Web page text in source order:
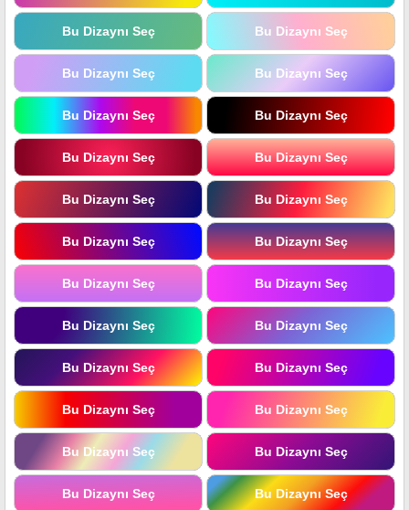
Bu Dizaynı Seç Bu Dizaynı Seç
Bu Dizaynı Seç Bu Dizaynı Seç
Bu Dizaynı Seç Bu Dizaynı Seç
Bu Dizaynı Seç Bu Dizaynı Seç
Bu Dizaynı Seç Bu Dizaynı Seç
Bu Dizaynı Seç Bu Dizaynı Seç
Bu Dizaynı Seç Bu Dizaynı Seç
Bu Dizaynı Seç Bu Dizaynı Seç
Bu Dizaynı Seç Bu Dizaynı Seç
Bu Dizaynı Seç Bu Dizaynı Seç
Bu Dizaynı Seç Bu Dizaynı Seç
Bu Dizaynı Seç Bu Dizaynı Seç